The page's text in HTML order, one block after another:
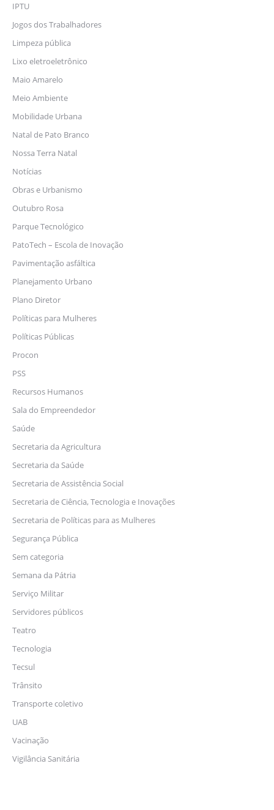
IPTU
Jogos dos Trabalhadores
Limpeza pública
Lixo eletroeletrônico
Maio Amarelo
Meio Ambiente
Mobilidade Urbana
Natal de Pato Branco
Nossa Terra Natal
Notícias
Obras e Urbanismo
Outubro Rosa
Parque Tecnológico
PatoTech – Escola de Inovação
Pavimentação asfáltica
Planejamento Urbano
Plano Diretor
Políticas para Mulheres
Políticas Públicas
Procon
PSS
Recursos Humanos
Sala do Empreendedor
Saúde
Secretaria da Agricultura
Secretaria da Saúde
Secretaria de Assistência Social
Secretaria de Ciência, Tecnologia e Inovações
Secretaria de Políticas para as Mulheres
Segurança Pública
Sem categoria
Semana da Pátria
Serviço Militar
Servidores públicos
Teatro
Tecnologia
Tecsul
Trânsito
Transporte coletivo
UAB
Vacinação
Vigilância Sanitária